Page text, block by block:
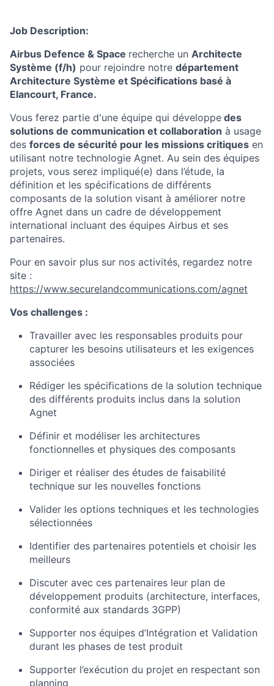
Job Description:
Airbus Defence & Space recherche un Architecte
Système (f/h) pour rejoindre notre département
Architecture Système et Spécifications basé à
Elancourt, France.
Vous ferez partie d'une équipe qui développe des
solutions de communication et collaboration à usage
des forces de sécurité pour les missions critiques en
utilisant notre technologie Agnet. Au sein des équipes
projets, vous serez impliqué(e) dans l’étude, la
définition et les spécifications de différents
composants de la solution visant à améliorer notre
offre Agnet dans un cadre de développement
international incluant des équipes Airbus et ses
partenaires.
Pour en savoir plus sur nos activités, regardez notre
site :
https://www.securelandcommunications.com/agnet
Vos challenges :
Travailler avec les responsables produits pour
capturer les besoins utilisateurs et les exigences
associées
Rédiger les spécifications de la solution technique
des différents produits inclus dans la solution
Agnet
Définir et modéliser les architectures
fonctionnelles et physiques des composants
Diriger et réaliser des études de faisabilité
technique sur les nouvelles fonctions
Valider les options techniques et les technologies
sélectionnées
Identifier des partenaires potentiels et choisir les
meilleurs
Discuter avec ces partenaires leur plan de
développement produits (architecture, interfaces,
conformité aux standards 3GPP)
Supporter nos équipes d’Intégration et Validation
durant les phases de test produit
Supporter l’exécution du projet en respectant son
planning